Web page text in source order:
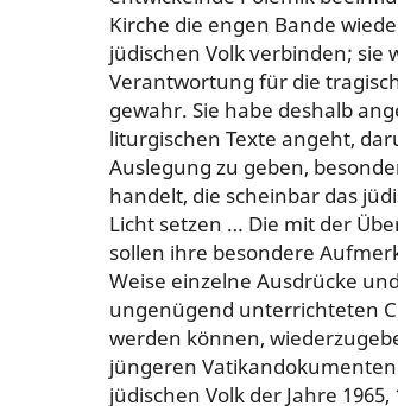
Kirche die engen Bande
jüdischen Volk verbinden; sie
Verantwortung für die
gewahr. Sie habe deshalb
liturgischen Texte angeht,
Auslegung zu geben,
handelt, die scheinbar das
Licht setzen … Die mit der
sollen ihre besondere
Weise einzelne Ausdrücke
ungenügend unterrichteten
werden können,
jüngeren
jüdischen Volk der Jahre